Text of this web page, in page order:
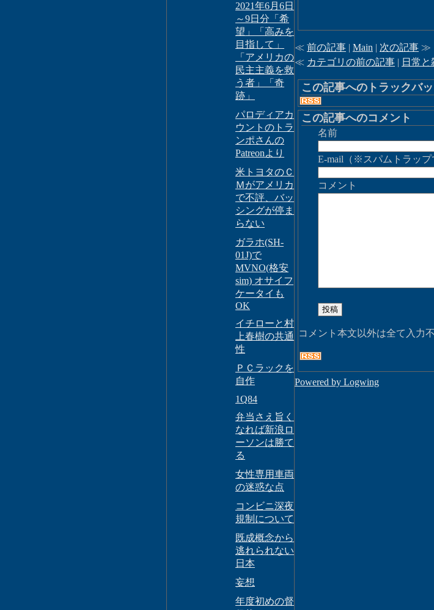
2021年6月6日
～9日分「希
望」「高みを
目指して」
「アメリカの
民主主義を救
う者」「奇
跡」
パロディアカ
ウントのトラ
ンポさんの
Patreonより
米トヨタのＣ
Ｍがアメリカ
で不評、バッ
シングが停ま
らない
ガラホ(SH-
01J)で
MVNO(格安
sim) オサイフ
ケータイも
OK
イチローと村
上春樹の共通
性
ＰＣラックを
自作
1Q84
弁当さえ旨く
なれば新浪ロ
ーソンは勝て
る
女性専用車両
の迷惑な点
コンビニ深夜
規制について
既成概念から
逃れられない
日本
妄想
年度初めの督
≪ 前の記事 | Main | 次の記事 ≫
≪ カテゴリの前の記事 | 日常と
この記事へのトラックバ
この記事へのコメント
名前
E-mail（※スパムトラップ
コメント
コメント本文以外は全て入力不
Powered by Logwing